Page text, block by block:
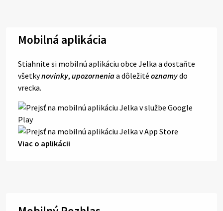
Mobilná aplikácia
Stiahnite si mobilnú aplikáciu obce Jelka a dostaňte
všetkynovinky, upozorneniaa dôležité oznamydo
vrecka.
Viac o aplikácii